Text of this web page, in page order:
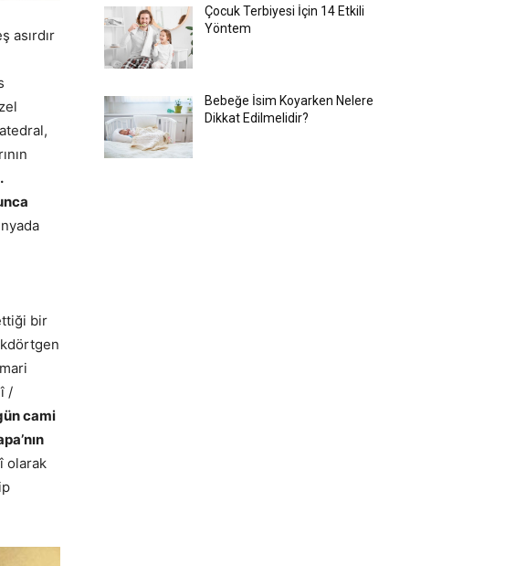
asırdır
bir
/
cami
olarak
Çocuk Terbiyesi İçin 14 Etkili
Yöntem
Bebeğe İsim Koyarken Nelere
Dikkat Edilmelidir?